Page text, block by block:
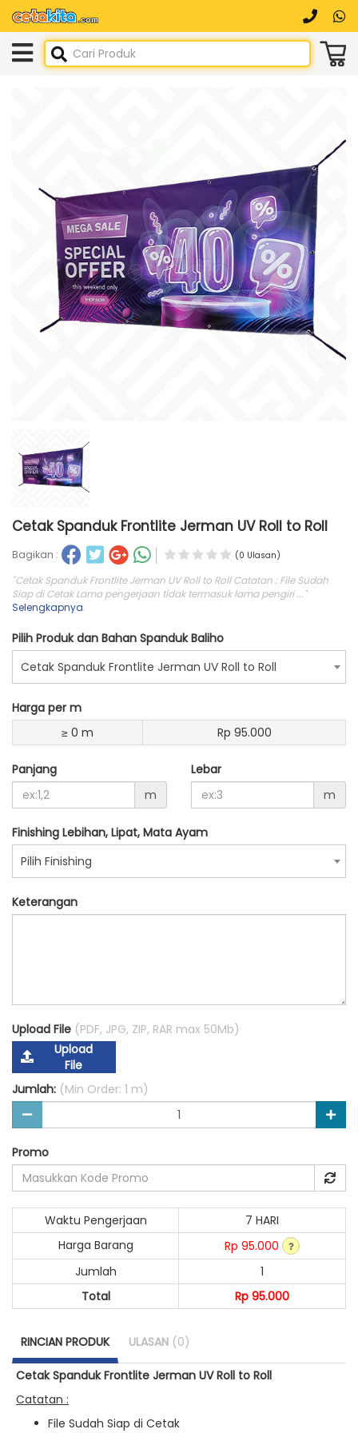
Cetak Spanduk Frontlite Jerman UV Roll to Roll
Bagikan : (0 Ulasan)
"Cetak Spanduk Frontlite Jerman UV Roll to Roll Catatan : File Sudah
Siap di Cetak Lama pengerjaan tidak termasuk lama pengiri ..."
Selengkapnya.
Pilih Produk dan Bahan Spanduk Baliho
Cetak Spanduk Frontlite Jerman UV Roll to Roll
Harga per m
≥ 0 m
Rp 95.000
Panjang
m
Lebar
m
Finishing Lebihan, Lipat, Mata Ayam
Pilih Finishing
Keterangan
Upload File (PDF, JPG, ZIP, RAR max 50Mb)
Upload
File
Jumlah: (Min Order: 1 m)
Promo
Waktu Pengerjaan
7 HARI
Harga Barang
Rp 95.000
Jumlah
1
Total
Rp 95.000
RINCIAN PRODUK ULASAN (0)
Cetak Spanduk Frontlite Jerman UV Roll to Roll
Catatan :
File Sudah Siap di Cetak